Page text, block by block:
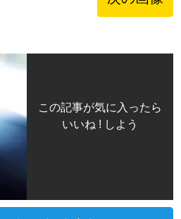
この記事が気に入ったら
いいね ! しよう